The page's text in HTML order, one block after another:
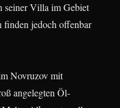
seiner Villa im Gebiet
jedoch offenbar
Novruzov mit
angelegten Öl-